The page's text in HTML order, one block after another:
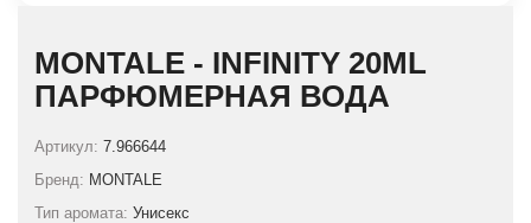
MONTALE - INFINITY 20ML
ПАРФЮМЕРНАЯ ВОДА
Артикул: 7.966644
Бренд: MONTALE
Тип аромата: Унисекс